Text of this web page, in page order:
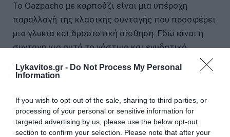
Lykavitos.gr - Do Not Process My Personal
Information
If you wish to opt-out of the sale, sharing to third parties, or
processing of your personal or sensitive information for
targeted advertising by us, please use the below opt-out
section to confirm your selection. Please note that after your
Το Gazpacho με καρπούζι είναι μια υπέροχη
παραλλαγή της κλασικής συνταγής που προσφέρει
μια γλυκιά και δροσιστική αίσθηση. Εδώ είναι η
συνταγή για αυτό το νόστιμο και ενυδατικό
4 γεμάτα φλιτζάνια φρέσκο καρπούζι, κομμένο σε
κύβους